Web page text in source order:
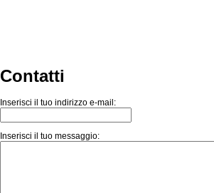
Contatti
Inserisci il tuo indirizzo e-mail:
Inserisci il tuo messaggio: